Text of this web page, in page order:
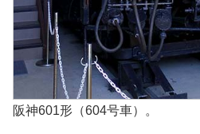
阪神601形（604号車）。